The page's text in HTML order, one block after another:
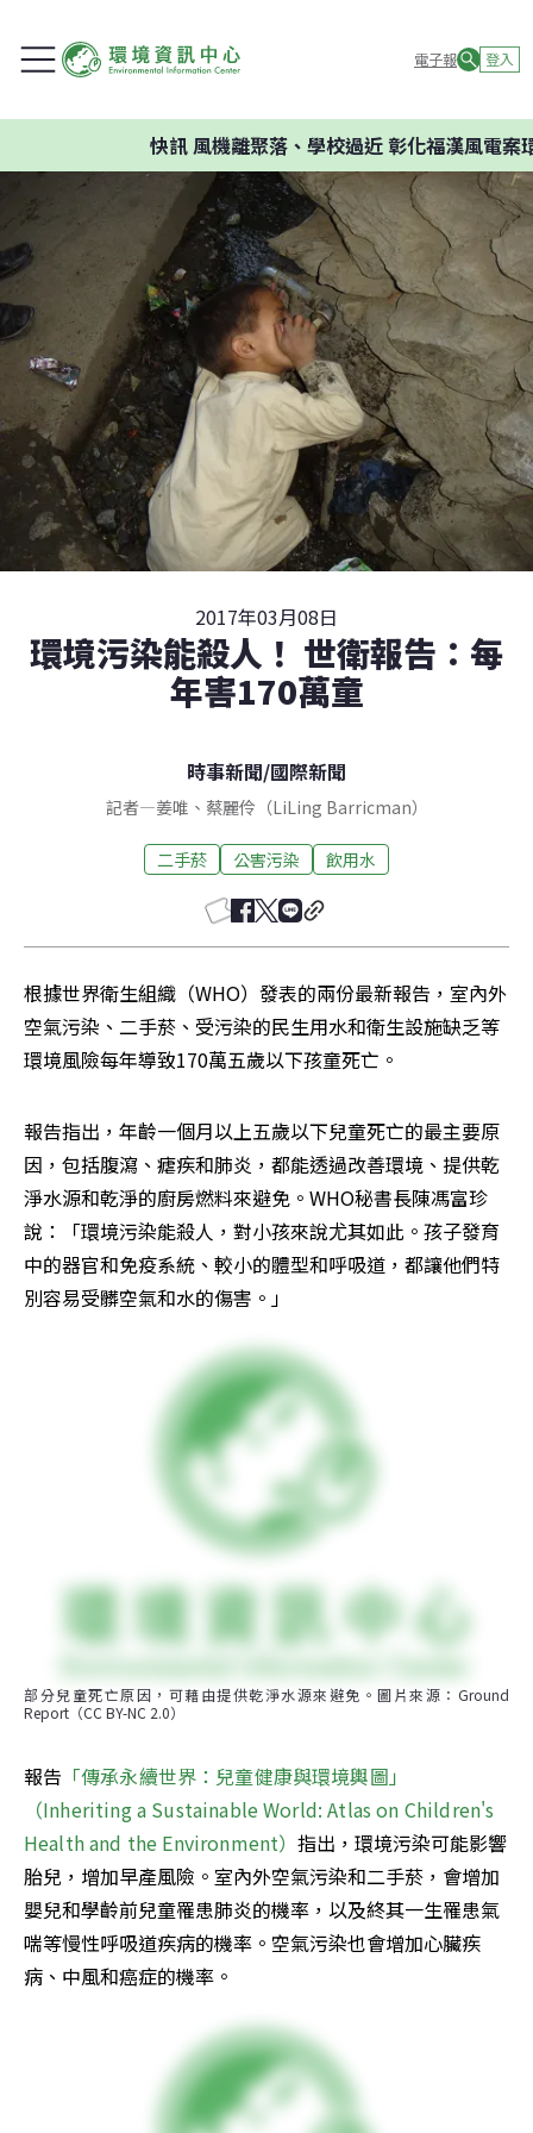
電子報 登入
快訊風機離聚落、學校過近 彰化福漢風電案環委
2017年03月08日
環境污染能殺人！ 世衛報告：每
年害170萬童
時事新聞/國際新聞
記者—姜唯 、 蔡麗伶（LiLing Barricman）
二手菸 公害污染 飲用水
根據世界衛生組織（WHO）發表的兩份最新報告，室內外
空氣污染、二手菸、受污染的民生用水和衛生設施缺乏等
環境風險每年導致170萬五歲以下孩童死亡。
報告指出，年齡一個月以上五歲以下兒童死亡的最主要原
因，包括腹瀉、瘧疾和肺炎，都能透過改善環境、提供乾
淨水源和乾淨的廚房燃料來避免。WHO秘書長陳馮富珍
說：「環境污染能殺人，對小孩來說尤其如此。孩子發育
中的器官和免疫系統、較小的體型和呼吸道，都讓他們特
別容易受髒空氣和水的傷害。」
部分兒童死亡原因，可藉由提供乾淨水源來避免。圖片來源：Ground
Report（CC BY-NC 2.0）
報告 「傳承永續世界：兒童健康與環境輿圖」
（Inheriting a Sustainable World: Atlas on Children's
Health and the Environment）指出，環境污染可能影響
胎兒，增加早產風險。室內外空氣污染和二手菸，會增加
嬰兒和學齡前兒童罹患肺炎的機率，以及終其一生罹患氣
喘等慢性呼吸道疾病的機率。空氣污染也會增加心臟疾
病、中風和癌症的機率。